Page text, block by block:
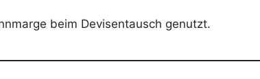
beim Devisentausch genutzt.